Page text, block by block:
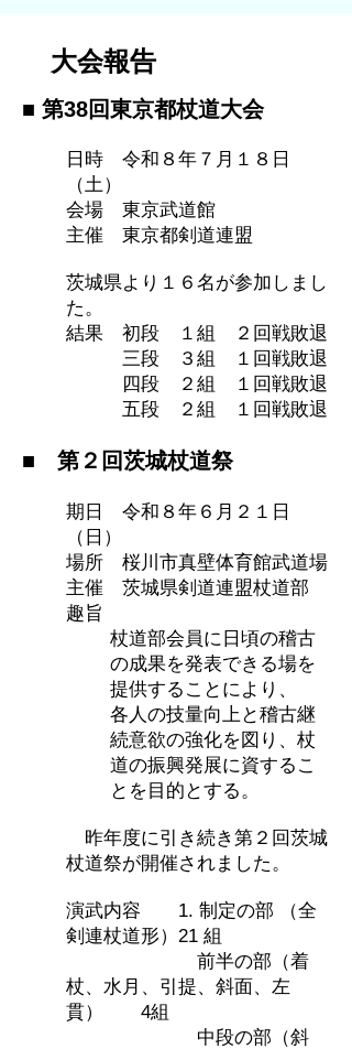
大会報告
■ 第38回東京都杖道大会
日時 令和８年７月１８日
（土）
会場 東京武道館
主催 東京都剣道連盟
茨城県より１６名が参加しまし
た。
結果 初段 １組 ２回戦敗退
三段 ３組 １回戦敗退
四段 ２組 １回戦敗退
​ 五段 ２組 １回戦敗退
■ 第２回茨城杖道祭
期日 令和８年６月２１日
（日）
場所 桜川市真壁体育館武道場
主催 茨城県剣道連盟杖道部
趣旨
杖道部会員に日頃の稽古
の成果を発表できる場を
提供することにより、
各人の技量向上と稽古継
続意欲の強化を図り、杖
道の振興発展に資するこ
とを目的とする。
​ 昨年度に引き続き第２回茨城
杖道祭が開催されました。
演武内容 1. 制定の部 （全
剣連杖道形）21 組
前半の部（着
杖、水月、引提、斜面、左
貫） 4組
中段の部（斜